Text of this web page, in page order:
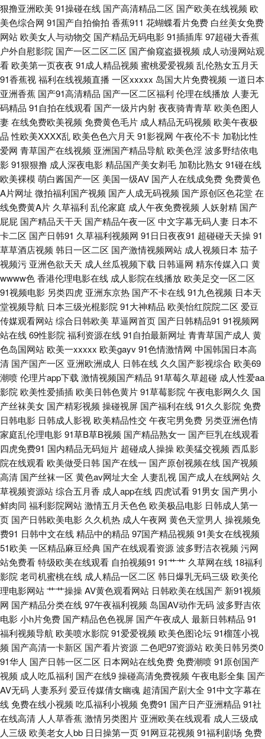
址 久草大香 蜜臀性爱 深夜福利天堂 影音先锋亚州精品 超碰视97 伦理第一
页 欧美浮力第一页 午夜污福利 91视频手机在线 成人大香蕉视频 久久嫩草精
品 男人天堂导航 欧亚一本视频 午夜久久香蕉福利 中文字幕久热 俺来也去婷
婷听听 第一婷婷基地 久久先锋资源 免费毛片视频 欧美一卡二卡 亚洲欧美日
韩久久 91蜜臀精品视频 国产91福利 狠狠干狠狠艹狠狠 青娱乐青青草91 日
韩色情电影院 91红桃福利 AV午夜看看 黑料嫩草人人精品 久久艹视频 三级
经典高清在线 一级片人妖 AV男人的天堂網 成人性交影片 国产日韩欧美初夜
欧美啊欧美 日韩激情a片 91蜜桃在线看 肏屄视频福利社 久草国产在线 人人
色人人色 最新人妻AV电影 97国产视频 www97性交网 加勒比东京热天堂 欧
美一级黄色A片 91超碰导航 俺去也官网 国产精品爽歪歪 另类制服av 亚洲丝
袜天堂在线 AV伊人电影 豆花网站免费观看 麻豆av水果在线 午夜成人AV导航
91视频免费刷 97成人自拍 国产黑丝91 国产微拍 日韩不卡一区 午夜l司机剧
场 91福利网 日韩专区第一页 91露脸黑丝 精品人妻密屁91 日韩三级AA在线
亚洲天堂色播 91模特磁力 久久国产网址 日韩色综合网 五月天偷拍 91破解版
片 www黑料尤物 精东视频无 蜜臀综合91色 欧美色资源 五月开心色色网 91
啦操全 久草资源福利站3 五月停停影院 自慰自拍 91美女免费黑料 97干在线
观看 黄色连接 欧美性另类视频 婷婷五月色偷 91黑丝自慰 wwwcom草 欧美
精品偷拍 偷拍97av 91九色海角社区 传媒精品福利 国产影院一二三四 四虎
成人伦理 91精品国产白丝 超碰97免费 岛国福利视频 丝袜天堂网 91干逼视
频 超碰人人草人妻 久久av人体电影 欧美三极 91蜜桃动漫78 大香蕉怡红院
老司机午夜福利片 熟妇伦理片 国产精产国品一区 福利视频区 欧美美女性爱
网站 午夜激情综合 国产国语对白 伦理聚合一级 无码av网址 AB内射日韩无
码 国产片91 日韩精品视频网址 91天堂在线 国产激情第一页 欧美成人草草影
视 91白丝白虎萝莉 国产成人伊人 欧午夜影院 三级片试看 97好色 户外丰满
少妇啪片 另类图片视频 熟女3P91 亚洲爱爱永久网站 91精品孕妇系列 久草
狠撸亚洲欧美91操碰在线 国产高清精品二区 国产欧美在线视频 欧
美色综合网 91国产自拍偷拍 香蕉911 花蝴蝶看片免费 白丝美女免费
网站 欧美女人与动物交 国产精品无码电影91插插库97超碰大香蕉
户外自慰影院 国产一区二区二区 国产偷窥盗摄视频 成人动漫网站观
看 欧美第一页夜夜 91成人精品视频 蜜桃爱爱视频 乱伦熟女五月天
91香蕉视福利在线视频直播 一区xxxxx 岛国大片免费视频 一道日本
亚洲香蕉 国产91高清精品 国产一区二区福利 伦理在线播放 人妻无
码精品 91自拍在线观看 国产一级片内射夜夜骑青青草 欧美色图人
妻在线免费欧美视频 免费黄色毛片 成人精品无码视频 欧美午夜极
品 性欧美ⅩⅩⅩⅩ乱 欧美色色六月天 91影视网 午夜伦不卡 加勒比性
爱网 青草国产在线视频 亚洲国产精品导航 欧美色淫波多野结依电
影91狠狠撸 成人深夜电影精品国产美女剃毛 加勒比熟女91碰在线
欧美裸模 萌白酱国产一区 美国一级AV 国产人在线成免费免费黄色
A片网址 微拍福利国产视频 国产人成无码视频 国产原创区色花堂在
线免费黄A片 久草福利 乱伦家庭 成人午夜免费视频 人妖射精 国产
屁屁 国产精品天干天 国产精品午夜一区 中文字幕无码人妻 日本不
卡二区 国产日韩91 久草福利视频网 91日日夜夜91 超碰碰天天操91
草草酒店视频 韩日一区二区 国产激情视频网站 成人视频日本 茄子
视频污 亚洲色欲天天 成人丝瓜视频下载 日韩逼网 精东传媒入口 黄
wwww色香港伦理电影在线 成人影院在线播放 欧美足交一区二区
91视频电影 另类四虎 亚洲东京热 国产不卡在线91九色视频 日本天
堂视频导航 日本三级光棍影院 91大神精品 欧美怡红院院二区 爱豆
传媒观看网站综合日韩欧美草逼网首页 国产日韩精品91 91视频网
站在线69性影院 福利资源在线91自拍最新网址 青青草国产成人 黄
色岛国网站 欧美一xxxxx 欧美gayv91色情激情网 中国韩国日本高
清 国产国产一区 亚洲欧洲成人 日韩在线 久久国产影视综合 欧美69
潮喷伦理片app下载 激情视频国产精品 91草莓久草超碰 成人性爱aa
影院 欧美性爱插插 欧美日韩色黄片91草莓影院 午夜电影网久久 国
产丝袜美女 国产精彩视频 操碰视屏 国产福利在线91久久影院 免费
日韩电影 日韩成人影视 欧美精品性交 午夜宅男免费 另类亚洲色情
家庭乱伦理电影91草B草B视频 国产精品熟女一 国产巨乳在线观看
四虎免费91 国内精品无码短片 超碰成人操操 欧美猛交视频 西瓜影
院在线观看 欧美做受日韩 国产在线一 国产原创视频在线 国产视频
高清 国产丝袜一区 黄色av网址大全 人妻乱视 国产成人在线网站 久
草视频资源站综合五月香 成人app在线 四虎试看91男女 国产男小
鲜肉同 福利影院网站激情五月天色色 欧美极品电影 日韩成人第一
页 国产日韩欧美电影 久久机热 成人午夜网 黄色天堂男人 操视频免
费91 日韩中文在线精品中的精品 97国产精品视频 91美女在线视频
51欧美一区精品麻豆经典 国产在线观看资源波多野洁衣视频 污网
站免费看特级欧美在线观看 自拍视频91 91艹艹 久草网在线 18福利
影院 老司机蜜桃在线 成人精品一区二区 韩日爆乳无码三级 欧美伦
理电影网站艹艹操操AV黄色观看网站 日韩欧美在线国产 新91视频
网 国产精品分类在线97午夜福利视频 岛国AV动作无码波多野吉依
电影小h片免费 国产精品色色视屏 国产午夜成人 最新日韩精品 91
福利视频导航 欧美喷水影院 91爱爱视频 欧美色图论坛91榴莲小视
频 国产高清一卡新区 国产看片资源 二色吧97资源站 欧美日韩另类0
91华人 国产日韩一区二区 日本网站在线免费免费潮喷91原创国产
视频 成人吃瓜福利 国产在线9操碰高清免费视频 午夜电影全集 国产
AV无码 人妻系列 爱豆传媒倩女幽魂 超清国产剧大全 91中文字幕在
线免费在线小视频 吃瓜福利小视频 免费91 国产日产亚洲精品 91社
在线高清 人人草香蕉激情另类图片 亚洲欧美在线观看 成人三级成
人三级 欧美老女人bb 日日操第一页91网豆花视频 91福利剧场 免费